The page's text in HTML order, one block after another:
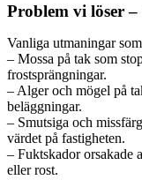
Problem vi löser
Vanliga utmaningar
– Mossa på tak som
frostsprängningar.
– Alger och mögel på
beläggningar.
– Smutsiga och
värdet på fastigheten.
– Fuktskador orsakade
eller rost.